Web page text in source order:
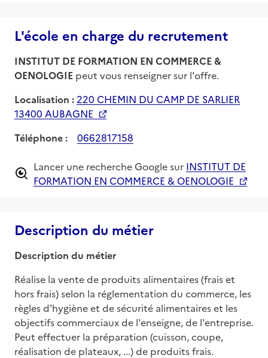
L'école en charge du recrutement
INSTITUT DE FORMATION EN COMMERCE &
OENOLOGIE peut vous renseigner sur l'offre.
Localisation : 220 CHEMIN DU CAMP DE SARLIER
13400 AUBAGNE
Téléphone :
0662817158
Lancer une recherche Google sur INSTITUT DE
FORMATION EN COMMERCE & OENOLOGIE
Description du métier
Description du métier
Réalise la vente de produits alimentaires (frais et
hors frais) selon la réglementation du commerce, les
règles d'hygiène et de sécurité alimentaires et les
objectifs commerciaux de l'enseigne, de l'entreprise.
Peut effectuer la préparation (cuisson, coupe,
réalisation de plateaux, ...) de produits frais.